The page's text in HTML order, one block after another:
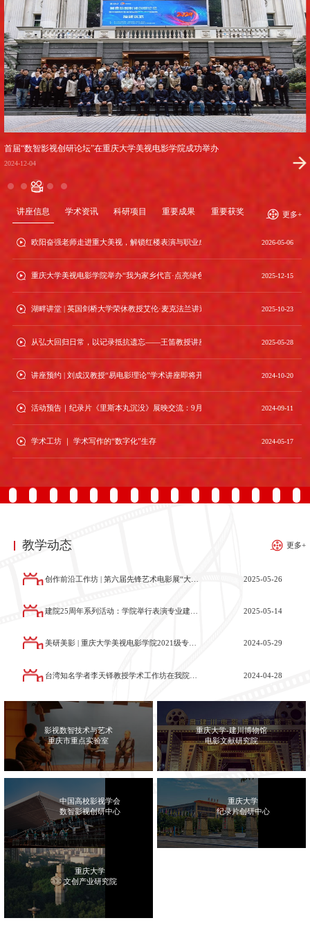
首届“数智影视创研论坛”在重庆大学美视电影学院成功举办
2024-12-04
新著｜我院范蓓教授翻译《世界电影史》第五版出版！
讲座信息 学术资讯 科研项目 重要成果 重要获奖 更多+
欧阳奋强老师走进重大美视，解锁红楼表演与职业成长之道 2026-05-06
重庆大学美视电影学院举办“我为家乡代言·点亮绿色乌审”展映交流会——以影像对
2025-12-15
湖畔讲堂 | 英国剑桥大学荣休教授艾伦·麦克法兰讲述二十年中国之旅 2025-10-23
从弘大回归日常，以记录抵抗遗忘——王笛教授讲座回顾 2025-05-28
讲座预约 | 刘成汉教授“易电影理论”学术讲座即将开启！ 2024-10-20
活动预告｜纪录片《里斯本丸沉没》展映交流：9月12日14:15 2024-09-11
学术工坊 ｜ 学术写作的“数字化”生存 2024-05-17
教学动态 更多+
创作前沿工作坊 | 第六届先锋艺术电影展“大师工坊”回顾 2025-05-26
建院25周年系列活动：学院举行表演专业建设行业专家交流会 2025-05-14
美研美影 | 重庆大学美视电影学院2021级专业硕士研究生毕业作品展圆满落下帷幕 2024-05-29
台湾知名学者李天铎教授学术工作坊在我院举行 2024-04-28
影视数智技术与艺术
重庆市重点实验室
重庆大学-建川博物馆
电影文献研究院
中国高校影视学会
数智影视创研中心
重庆大学
纪录片创研中心
重庆大学
文创产业研究院